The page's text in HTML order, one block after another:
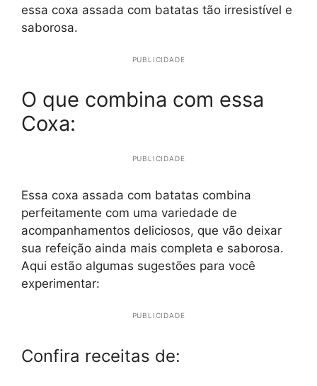
essa coxa assada com batatas tão irresistível e
saborosa.
PUBLICIDADE
O que combina com essa
Coxa:
PUBLICIDADE
Essa coxa assada com batatas combina
perfeitamente com uma variedade de
acompanhamentos deliciosos, que vão deixar
sua refeição ainda mais completa e saborosa.
Aqui estão algumas sugestões para você
experimentar:
PUBLICIDADE
Confira receitas de: